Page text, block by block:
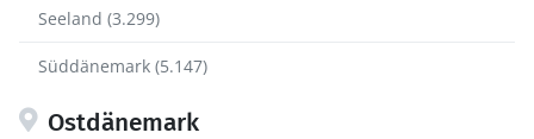
Seeland (3.299)
Süddänemark (5.147)
Ostdänemark